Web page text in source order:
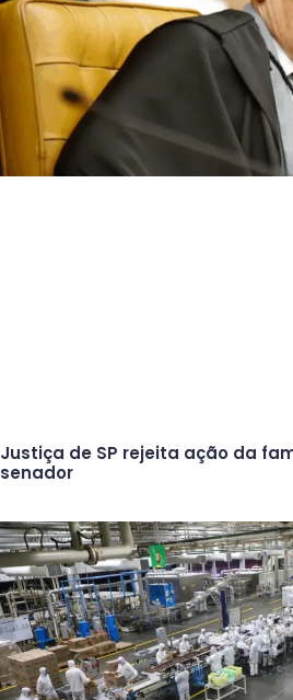
Justiça de SP rejeita ação da
senador